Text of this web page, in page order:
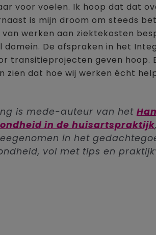
voor voelen. Ik hoop dat dat
is mijn droom om steeds
werken aan ziektekosten
De afspraken in het
transitieprojecten geven hoop.
zien dat hoe wij werken écht
is mede-auteur van het
in de huisartspraktijk
in het
vol met tips en